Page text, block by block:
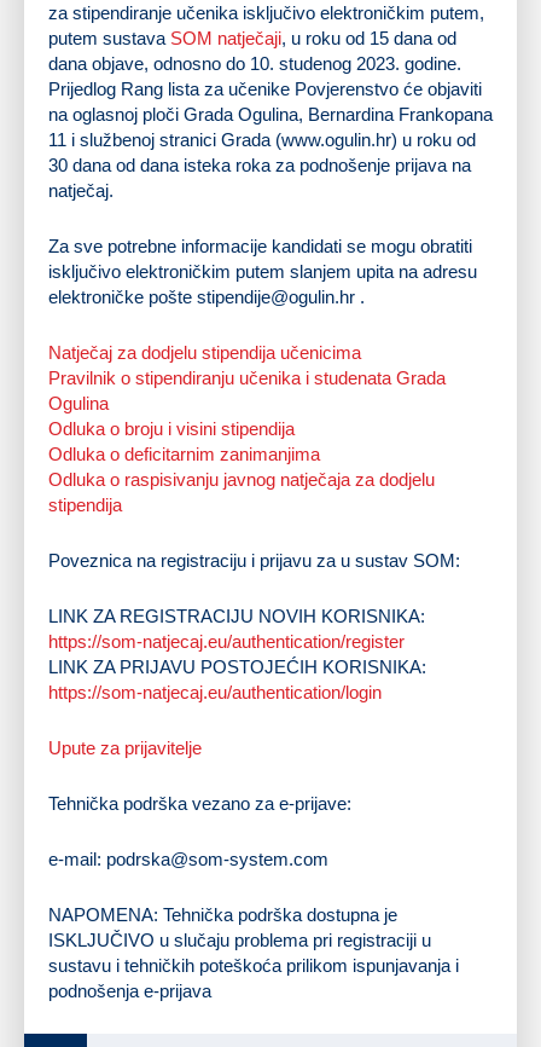
za stipendiranje učenika isključivo elektroničkim putem,
putem sustava SOM natječaji, u roku od 15 dana od
dana objave, odnosno do 10. studenog 2023. godine.
Prijedlog Rang lista za učenike Povjerenstvo će objaviti
na oglasnoj ploči Grada Ogulina, Bernardina Frankopana
11 i službenoj stranici Grada (www.ogulin.hr) u roku od
30 dana od dana isteka roka za podnošenje prijava na
natječaj.
Za sve potrebne informacije kandidati se mogu obratiti
isključivo elektroničkim putem slanjem upita na adresu
elektroničke pošte stipendije@ogulin.hr .
Natječaj za dodjelu stipendija učenicima
Pravilnik o stipendiranju učenika i studenata Grada
Ogulina
Odluka o broju i visini stipendija
Odluka o deficitarnim zanimanjima
Odluka o raspisivanju javnog natječaja za dodjelu
stipendija
Poveznica na registraciju i prijavu za u sustav SOM:
LINK ZA REGISTRACIJU NOVIH KORISNIKA:
https://som-natjecaj.eu/authentication/register
LINK ZA PRIJAVU POSTOJEĆIH KORISNIKA:
https://som-natjecaj.eu/authentication/login
Upute za prijavitelje
Tehnička podrška vezano za e-prijave:
e-mail: podrska@som-system.com
NAPOMENA: Tehnička podrška dostupna je
ISKLJUČIVO u slučaju problema pri registraciji u
sustavu i tehničkih poteškoća prilikom ispunjavanja i
podnošenja e-prijava